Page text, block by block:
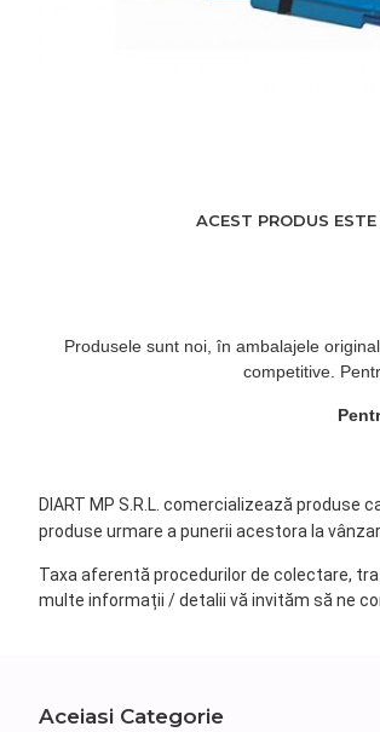
ACEST PRODUS
Produsele sunt noi, în ambalajele
competitive.
DIART MP S.R.L. comercializează
produse urmare a punerii acestora la
Taxa aferentă procedurilor de colectare,
multe informații / detalii vă invităm să ne
Aceiasi Categorie